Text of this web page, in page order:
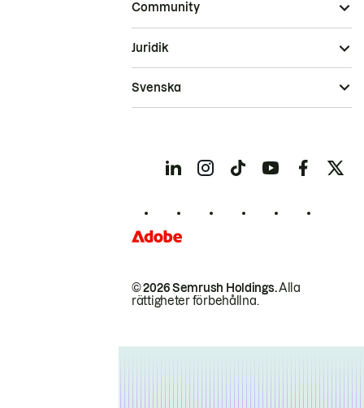
Community
© 2026 Semrush Holdings.Alla
rättigheter förbehållna.
Juridik
Svenska